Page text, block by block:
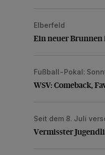
Ein neuer Brunnen
Elberfeld
Ein neuer
WSV: Comeback,
Fußball-Pokal:
WSV: Comeback,
Vermisster
Seit dem 8. Juli
Vermisster